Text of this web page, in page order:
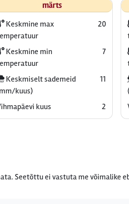
märts
Keskmine max
20
Keskmine min
7
Keskmiselt sademeid
kuus)
11
kuus 2
Seetõttu ei vastuta me võimalike